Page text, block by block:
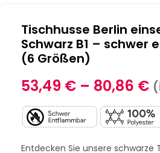
Tischhusse Berlin
Schwarz B1 – schwer
(6 Größen)
53,49 € – 80,86 €
Entdecken Sie unsere schwarze